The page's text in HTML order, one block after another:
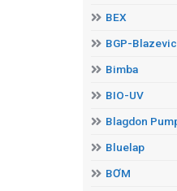
BEX
BGP-Blazevic
Bimba
BIO-UV
Blagdon
Bluelap
BƠM